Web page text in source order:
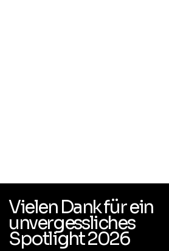
Vielen Dank für ein
unvergessliches
Spotlight 2026